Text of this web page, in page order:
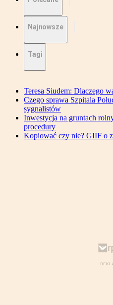
Najnowsze
Tagi
Teresa Siudem: Dlaczego
Czego sprawa Szpitala
sygnalistów
Inwestycja na gruntach
procedury
Kopiować czy nie? GIIF o